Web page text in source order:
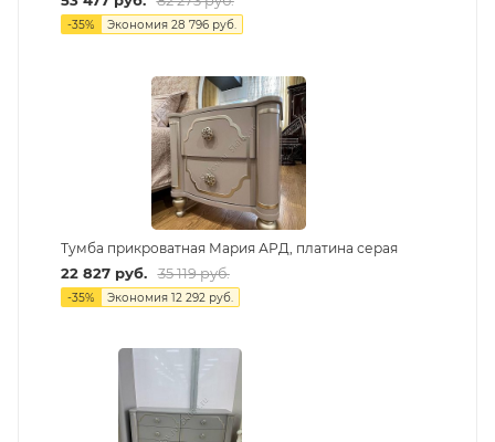
-35% Экономия 28 796руб.
Тумба прикроватная Мария АРД, платина серая
22 827руб. 35 119руб.
-35% Экономия 12 292руб.